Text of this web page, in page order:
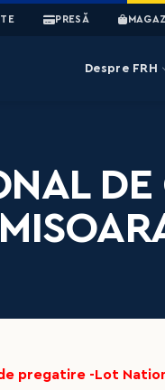
PRESĂ
Despre FRH
DE
pregatire -Lot